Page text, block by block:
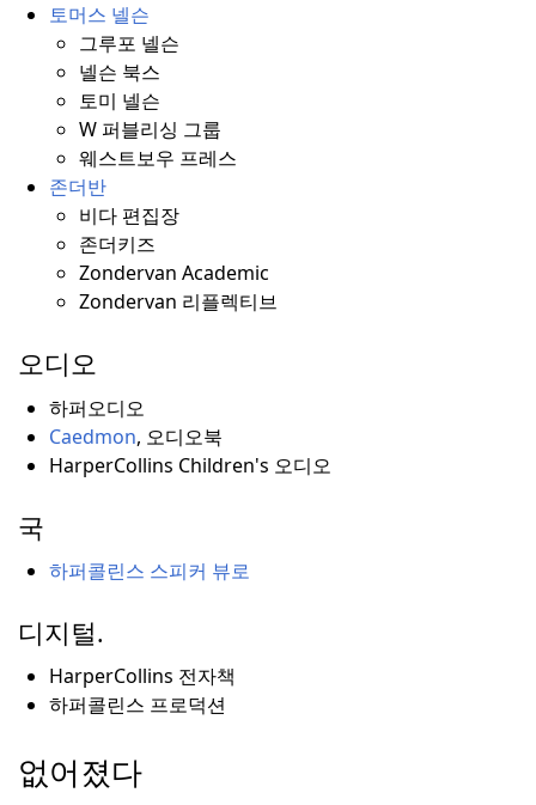
토머스 넬슨
그루포 넬슨
넬슨 북스
토미 넬슨
W 퍼블리싱 그룹
웨스트보우 프레스
존더반
비다 편집장
존더키즈
Zondervan Academic
Zondervan 리플렉티브
오디오
하퍼오디오
Caedmon, 오디오북
HarperCollins Children's 오디오
국
하퍼콜린스 스피커 뷰로
디지털.
HarperCollins 전자책
하퍼콜린스 프로덕션
없어졌다